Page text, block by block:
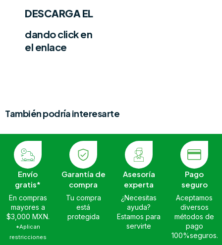
DESCARGA EL
dando click en
el enlace
También podría interesarte
Envío
gratis*
En compras
mayores a
$3,000 MXN.
*Aplican
restricciones
Garantía de
compra
Tu compra
está
protegida
Asesoría
experta
¿Necesitas
ayuda?
Estamos para
servirte
Pago
seguro
Aceptamos
diversos
métodos de
pago
100%seguros.